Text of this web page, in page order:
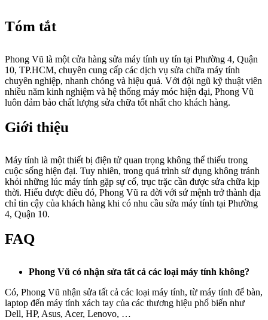
Tóm tắt
Phong Vũ là một cửa hàng sửa máy tính uy tín tại Phường 4, Quận
10, TP.HCM, chuyên cung cấp các dịch vụ sửa chữa máy tính
chuyên nghiệp, nhanh chóng và hiệu quả. Với đội ngũ kỹ thuật viên
nhiều năm kinh nghiệm và hệ thống máy móc hiện đại, Phong Vũ
luôn đảm bảo chất lượng sửa chữa tốt nhất cho khách hàng.
Giới thiệu
Máy tính là một thiết bị điện tử quan trọng không thể thiếu trong
cuộc sống hiện đại. Tuy nhiên, trong quá trình sử dụng không tránh
khỏi những lúc máy tính gặp sự cố, trục trặc cần được sửa chữa kịp
thời. Hiểu được điều đó, Phong Vũ ra đời với sứ mệnh trở thành địa
chỉ tin cậy của khách hàng khi có nhu cầu sửa máy tính tại Phường
4, Quận 10.
FAQ
Phong Vũ có nhận sửa tất cả các loại máy tính không?
Có, Phong Vũ nhận sửa tất cả các loại máy tính, từ máy tính để bàn,
laptop đến máy tính xách tay của các thương hiệu phổ biến như
Dell, HP, Asus, Acer, Lenovo, …